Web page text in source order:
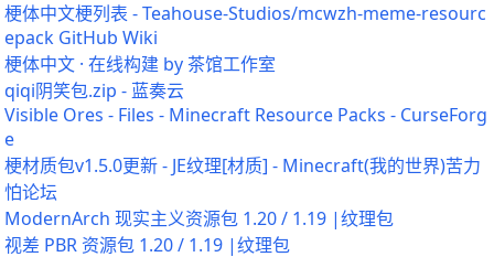
梗体中文梗列表 - Teahouse-Studios/mcwzh-meme-resourc
epack GitHub Wiki
梗体中文 · 在线构建 by 茶馆工作室
qiqi阴笑包.zip - 蓝奏云
Visible Ores - Files - Minecraft Resource Packs - CurseForg
e
梗材质包v1.5.0更新 - JE纹理[材质] - Minecraft(我的世界)苦力
怕论坛
ModernArch 现实主义资源包 1.20 / 1.19 |纹理包
视差 PBR 资源包 1.20 / 1.19 |纹理包